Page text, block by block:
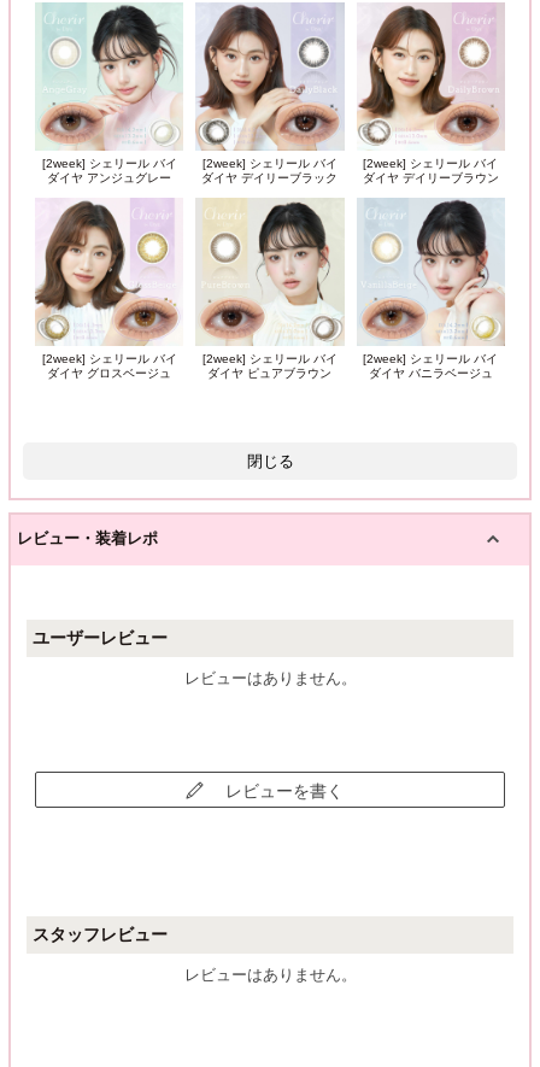
[2week] シェリール バイ
ダイヤ アンジュグレー
[2week] シェリール バイ
ダイヤ デイリーブラック
[2week] シェリール バイ
ダイヤ デイリーブラウン
[2week] シェリール バイ
ダイヤ グロスベージュ
[2week] シェリール バイ
ダイヤ ピュアブラウン
[2week] シェリール バイ
ダイヤ バニラベージュ
閉じる
レビュー・装着レポ
ユーザーレビュー
レビューはありません。
レビューを書く
スタッフレビュー
レビューはありません。